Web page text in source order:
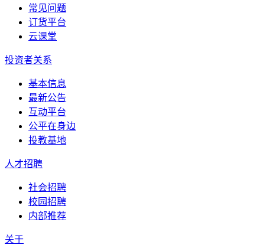
常见问题
订货平台
云课堂
投资者关系
基本信息
最新公告
互动平台
公平在身边
投教基地
人才招聘
社会招聘
校园招聘
内部推荐
关于